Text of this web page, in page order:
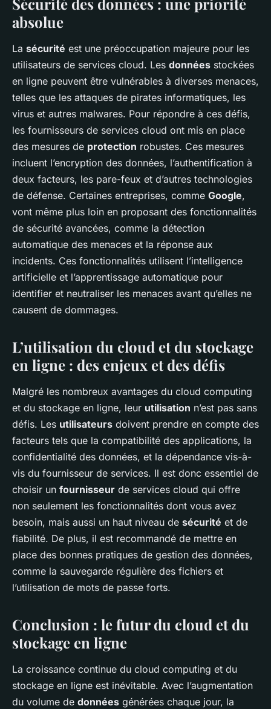
absolue
La sécurité est une préoccupation majeure pour les
utilisateurs de services cloud. Les données stockées
en ligne peuvent être vulnérables à diverses menaces,
telles que les attaques de pirates informatiques, les
virus et autres malwares. Pour répondre à ces défis,
les fournisseurs de services cloud ont mis en place
des mesures de protection robustes. Ces mesures
incluent l’encryption des données, l’authentification à
deux facteurs, les pare-feux et d’autres technologies
de défense. Certaines entreprises, comme Google,
vont même plus loin en proposant des fonctionnalités
de sécurité avancées, comme la détection
automatique des menaces et la réponse aux
incidents. Ces fonctionnalités utilisent l’intelligence
artificielle et l’apprentissage automatique pour
identifier et neutraliser les menaces avant qu’elles ne
causent de dommages.
L’utilisation du cloud et du stockage
en ligne : des enjeux et des défis
Malgré les nombreux avantages du cloud computing
et du stockage en ligne, leur utilisation n’est pas sans
défis. Les utilisateurs doivent prendre en compte des
facteurs tels que la compatibilité des applications, la
confidentialité des données, et la dépendance vis-à-
vis du fournisseur de services. Il est donc essentiel de
choisir un fournisseur de services cloud qui offre
non seulement les fonctionnalités dont vous avez
besoin, mais aussi un haut niveau de sécurité et de
fiabilité. De plus, il est recommandé de mettre en
place des bonnes pratiques de gestion des données,
comme la sauvegarde régulière des fichiers et
l’utilisation de mots de passe forts.
Conclusion : le futur du cloud et du
stockage en ligne
La croissance continue du cloud computing et du
stockage en ligne est inévitable. Avec l’augmentation
du volume de données générées chaque jour, la